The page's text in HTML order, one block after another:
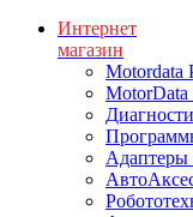
Интернет
магазин
Motordata